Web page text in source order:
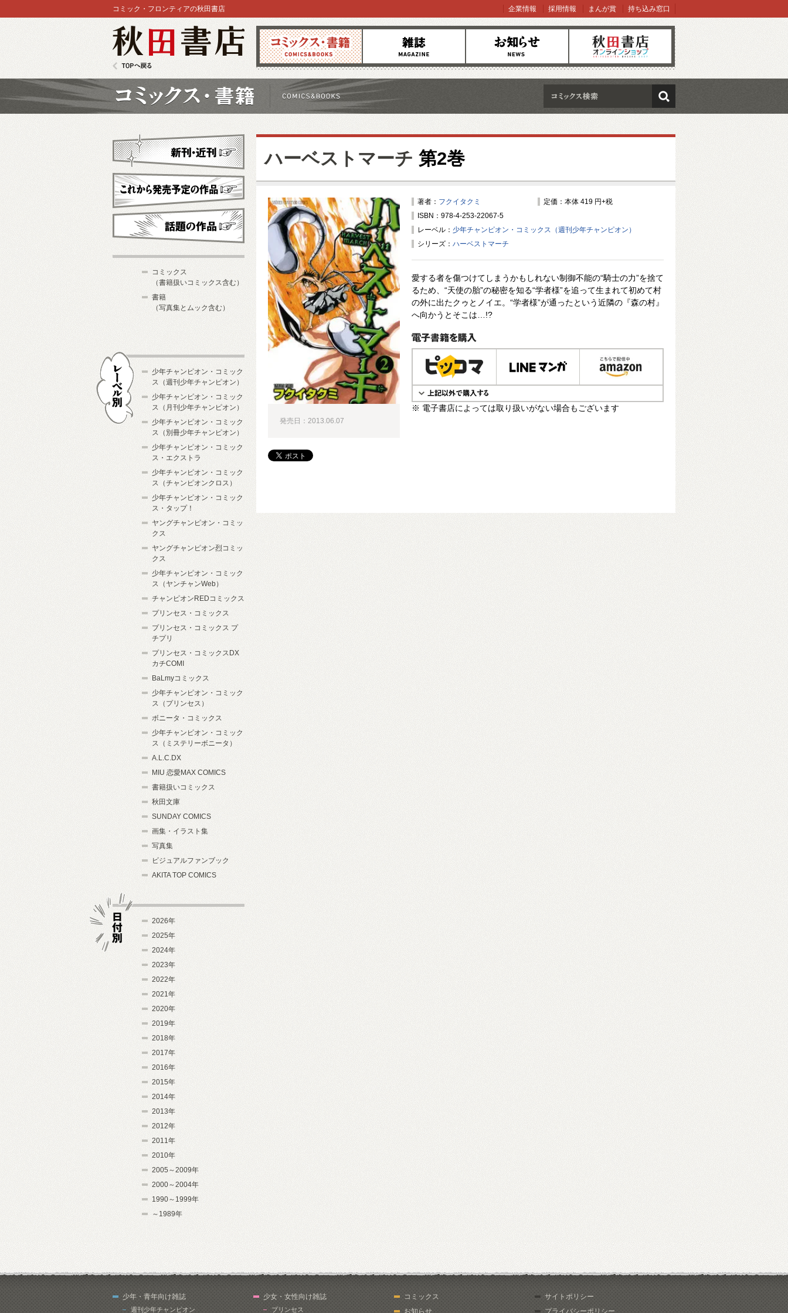
コミックス 雑誌 お知らせ オンラインショップ
コミック・フロンティアの秋田書店 企業情報 採用情報 まんが賞 持ち込み窓口
検索
ハーベストマーチ 第2巻
著者： フクイタクミ
定価：本体 419 円+税
ISBN：978-4-253-22067-5
レーベル： 少年チャンピオン・コミックス（週刊少年チャンピオン）
シリーズ： ハーベストマーチ
愛する者を傷つけてしまうかもしれない制御不能の“騎士の力”を捨て
るため、“天使の胎”の秘密を知る“学者様”を追って生まれて初めて村
の外に出たクゥとノイエ。“学者様”が通ったという近隣の『森の村』
へ向かうとそこは…!?
電子書籍で購入
※ 電子書店によっては取り扱いがない場合もございます
発売日：2013.06.07
新刊・近刊
これから発売予定
コミックス
（書籍扱いコミックス含む）
書籍
（写真集とムック含む）
少年チャンピオン・コミック
ス（週刊少年チャンピオン）
少年チャンピオン・コミック
ス（月刊少年チャンピオン）
少年チャンピオン・コミック
ス（別冊少年チャンピオン）
少年チャンピオン・コミック
ス・エクストラ
少年チャンピオン・コミック
ス（チャンピオンクロス）
少年チャンピオン・コミック
ス・タップ！
ヤングチャンピオン・コミッ
クス
ヤングチャンピオン烈コミッ
クス
少年チャンピオン・コミック
ス（ヤンチャンWeb）
チャンピオンREDコミックス
プリンセス・コミックス
プリンセス・コミックス プ
チプリ
プリンセス・コミックスDX
カチCOMI
BaLmyコミックス
少年チャンピオン・コミック
ス（プリンセス）
ボニータ・コミックス
少年チャンピオン・コミック
ス（ミステリーボニータ）
A.L.C.DX
MIU 恋愛MAX COMICS
書籍扱いコミックス
秋田文庫
SUNDAY COMICS
画集・イラスト集
写真集
ビジュアルファンブック
AKITA TOP COMICS
2026年
2025年
2024年
2023年
2022年
2021年
2020年
2019年
2018年
2017年
2016年
2015年
2014年
2013年
2012年
2011年
2010年
2005～2009年
2000～2004年
1990～1999年
～1989年
少年・青年向け雑誌
週刊少年チャンピオン
少女・女性向け雑誌
プリンセス
コミックス
お知らせ
サイトポリシー
プライバシーポリシー